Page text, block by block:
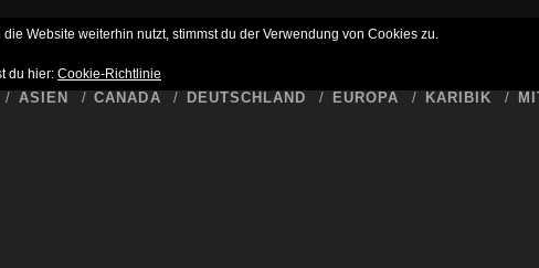
BUCKET LIST WER SCHREIBT HIER
ASIEN CANADA DEUTSCHLAND EUROPA KARIBIK
Website weiterhin nutzt, stimmst du der Verwendung von Cookies zu.
du hier: Cookie-Richtlinie